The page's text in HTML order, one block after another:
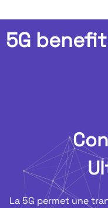
5G
La 5G permet une